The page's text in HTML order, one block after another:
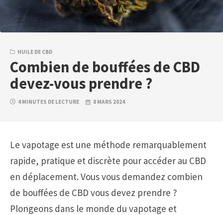
HUILE DE CBD
Combien de bouffées de CBD
devez-vous prendre ?
4 MINUTES DE LECTURE 8 MARS 2024
Le vapotage est une méthode remarquablement
rapide, pratique et discrète pour accéder au CBD
en déplacement. Vous vous demandez combien
de bouffées de CBD vous devez prendre ?
Plongeons dans le monde du vapotage et